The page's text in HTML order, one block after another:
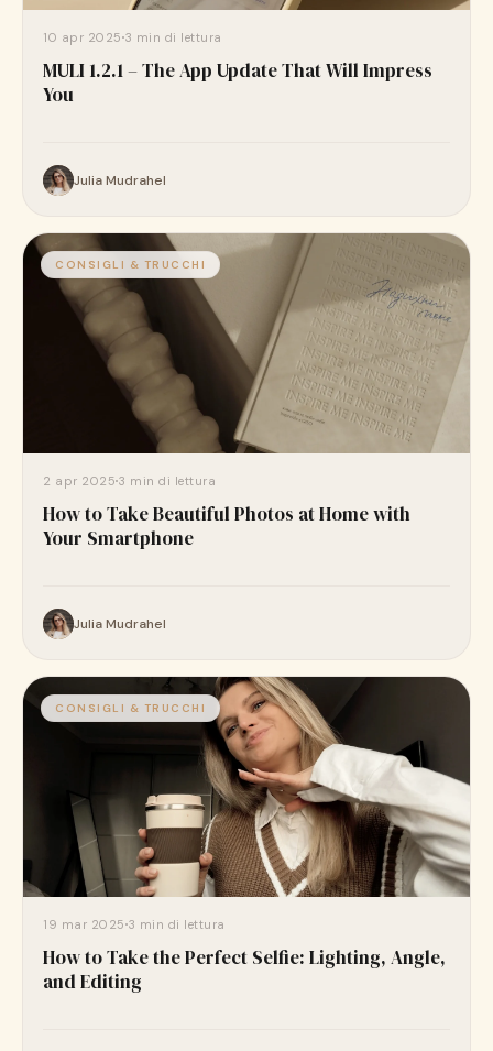
10 apr 2025 3 min di lettura
MULI 1.2.1 – The App Update That Will Impress
You
Julia Mudrahel
CONSIGLI & TRUCCHI
2 apr 2025 3 min di lettura
How to Take Beautiful Photos at Home with
Your Smartphone
Julia Mudrahel
CONSIGLI & TRUCCHI
19 mar 2025 3 min di lettura
How to Take the Perfect Selfie: Lighting, Angle,
and Editing